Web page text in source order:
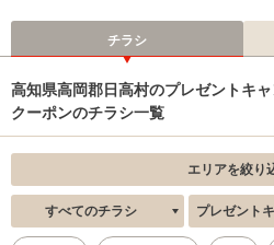
チラシ
高知県高岡郡日高村のプレゼントキャ
クーポンのチラシ一覧
エリアを絞り
すべてのチラシ プレゼントキャン